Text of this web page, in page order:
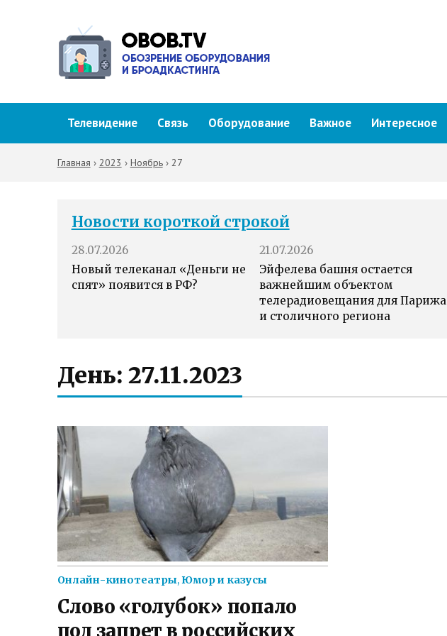
Телевидение Связь Оборудование Важное Интересное
Главная › 2023 › Ноябрь› 27
Новости короткой строкой
28.07.2026
Новый телеканал «Деньги не
спят» появится в РФ?
21.07.2026
Эйфелева башня остается
важнейшим объектом
телерадиовещания для Парижа
и столичного региона
День: 27.11.2023
Онлайн-кинотеатры,Юмор и казусы
Слово «голубок» попало
под запрет в российских